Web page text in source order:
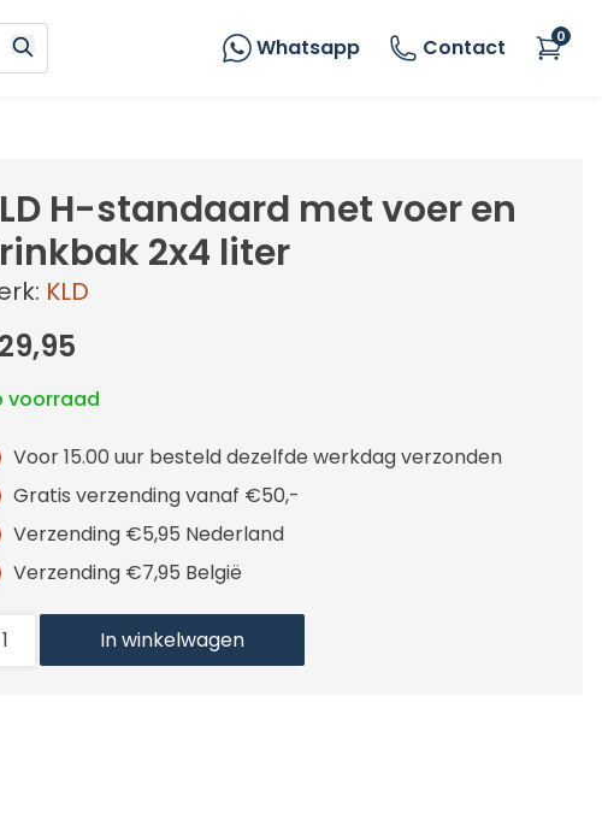
Whatsapp Contact 0
H-standaard met voer en
2x4 liter
KLD
voorraad
Voor 15.00 uur besteld dezelfde werkdag verzonden
Gratis verzending vanaf €50,-
Verzending €5,95 Nederland
Verzending €7,95 België
In winkelwagen